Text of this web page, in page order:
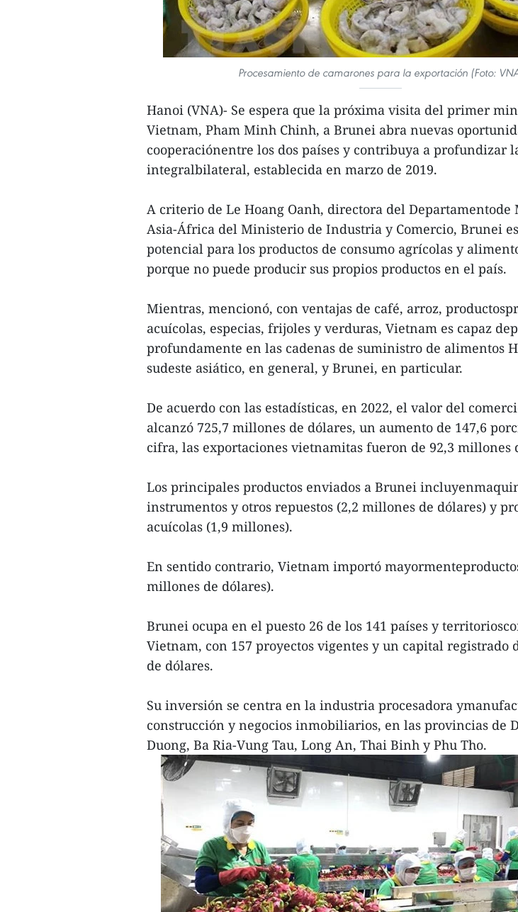
Procesamiento de camarones para la exportación (Foto:
Hanoi (VNA)- Se espera que la próxima visita del primer
Vietnam, Pham Minh Chinh, a Brunei abra nuevas
cooperaciónentre los dos países y contribuya a profundizar
integralbilateral, establecida en marzo de 2019.
A criterio de Le Hoang Oanh, directora del Departamentode
Asia-África del Ministerio de Industria y Comercio, Brunei
potencial para los productos de consumo agrícolas y
porque no puede producir sus propios productos en el país.
Mientras, mencionó, con ventajas de café, arroz,
acuícolas, especias, frijoles y verduras, Vietnam es capaz
profundamente en las cadenas de suministro de alimentos
sudeste asiático, en general, y Brunei, en particular.
De acuerdo con las estadísticas, en 2022, el valor del
alcanzó 725,7 millones de dólares, un aumento de 147,6
cifra, las exportaciones vietnamitas fueron de 92,3 millones
Los principales productos enviados a Brunei
instrumentos y otros repuestos (2,2 millones de dólares) y
acuícolas (1,9 millones).
En sentido contrario, Vietnam importó
millones de dólares).
Brunei ocupa en el puesto 26 de los 141 países y
Vietnam, con 157 proyectos vigentes y un capital registrado
de dólares.
Su inversión se centra en la industria procesadora
construcción y negocios inmobiliarios, en las provincias de
Duong, Ba Ria-Vung Tau, Long An, Thai Binh y Phu Tho.